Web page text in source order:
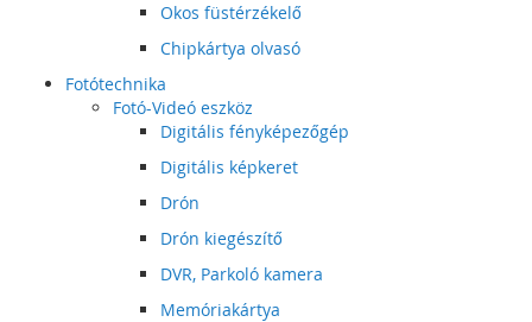
Okos füstérzékelő
Chipkártya olvasó
Fotótechnika
Fotó-Videó eszköz
Digitális fényképezőgép
Digitális képkeret
Drón
Drón kiegészítő
DVR, Parkoló kamera
Memóriakártya